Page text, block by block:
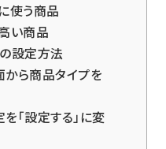
使う商品
い商品
設定方法
ら商品タイプを
「設定する」に変